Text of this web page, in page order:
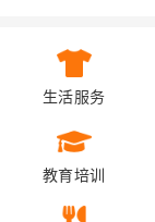
生活服务
教育培训